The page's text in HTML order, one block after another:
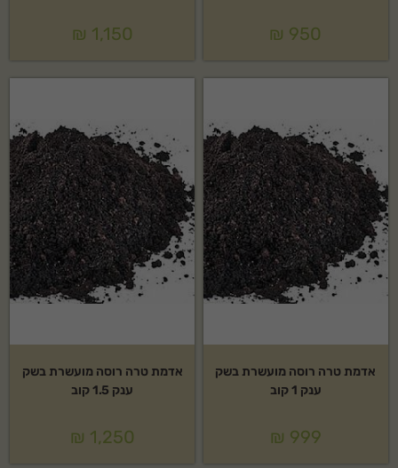
₪ 950
₪ 1,150
אדמת טרה רוסה מועשרת בשק
ענק 1 קוב
₪ 999
אדמת טרה רוסה מועשרת בשק
ענק 1.5 קוב
₪ 1,250